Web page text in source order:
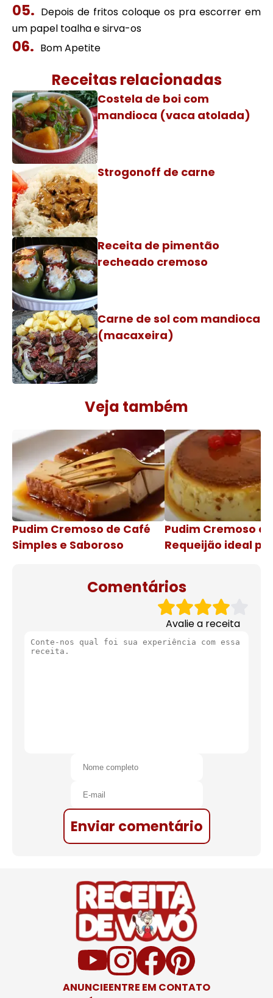
Depois de fritos coloque os pra escorrer em
um papel toalha e sirva-os
Bom Apetite
Receitas relacionadas
Costela de boi com
mandioca (vaca atolada)
Strogonoff de carne
Receita de pimentão
recheado cremoso
Carne de sol com mandioca
(macaxeira)
Veja também
Pudim Cremoso de Café
Simples e Saboroso
Pudim Cremoso
Requeijão ideal
Comentários
Avalie a receita
Enviar comentário
ANUNCIEENTRE EM CONTATO